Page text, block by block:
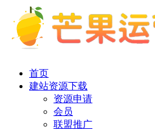
首页
建站资源下载
资源申请
会员
联盟推广